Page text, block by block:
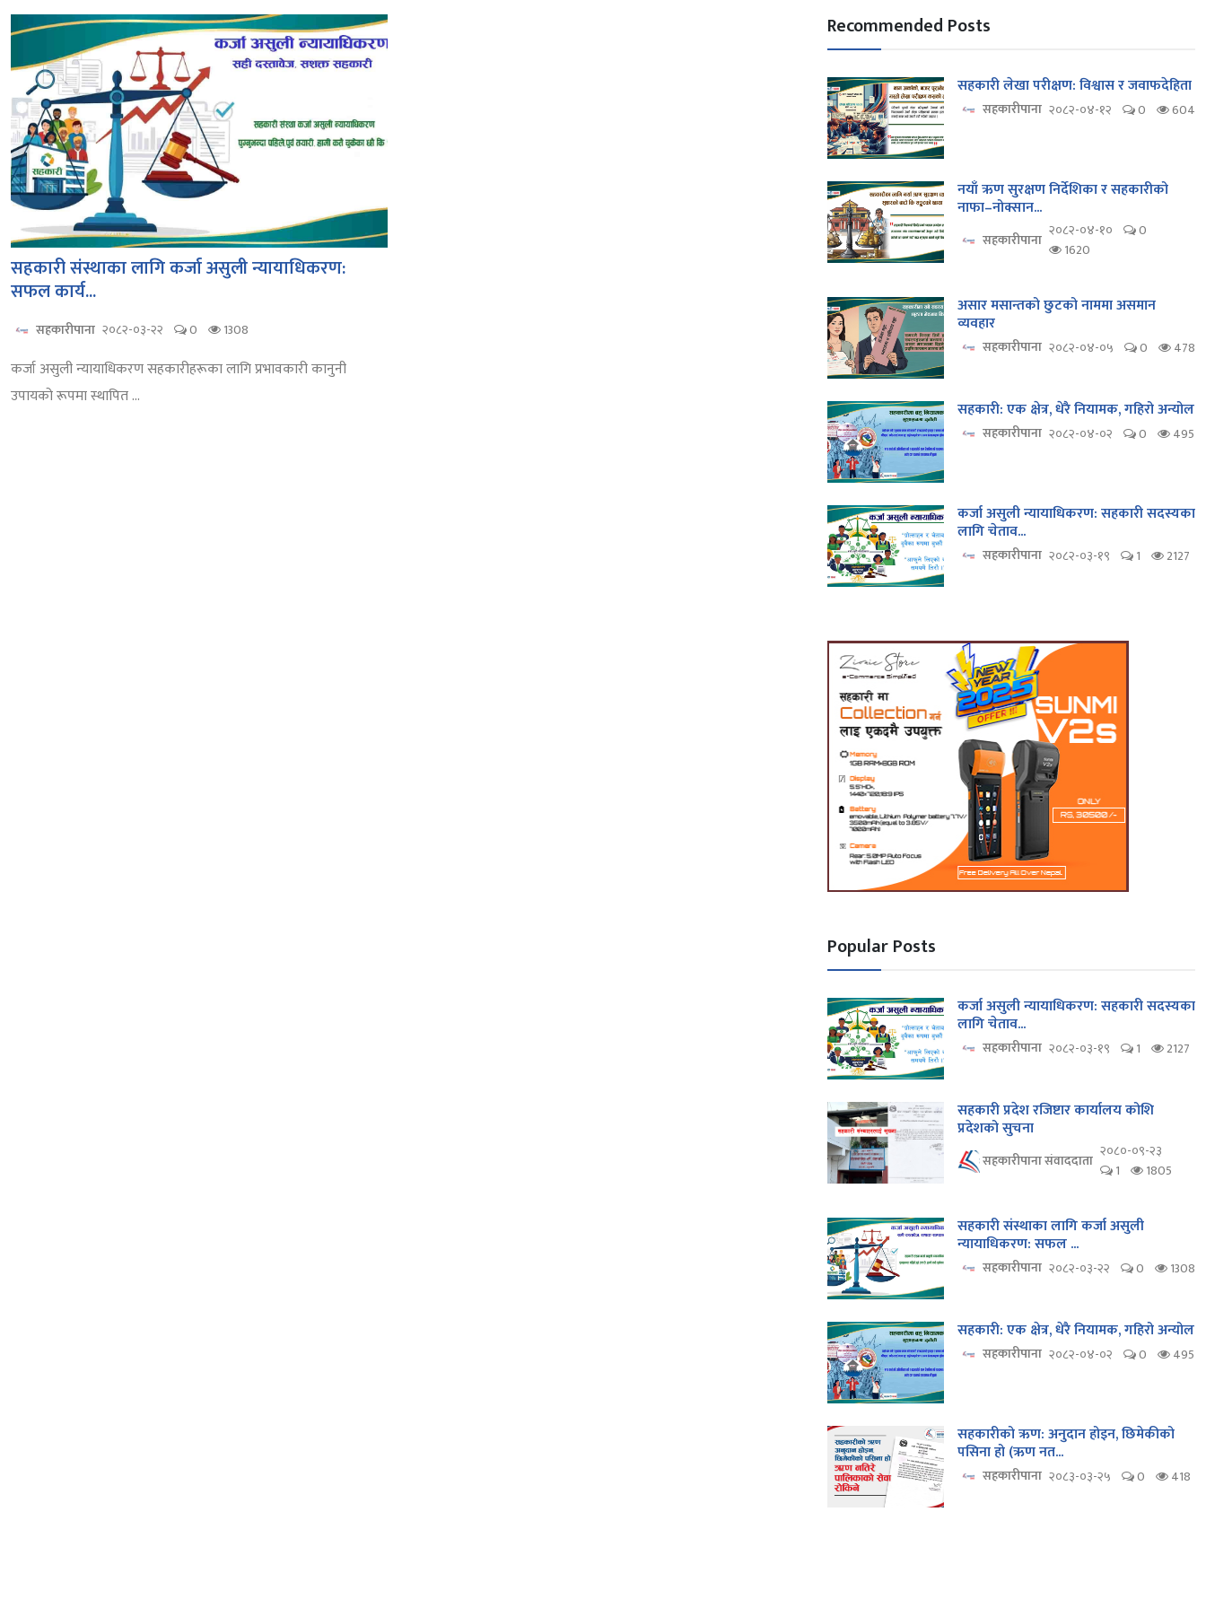
सहकारी संस्थाका लागि कर्जा असुली न्यायाधिकरण:
सफल कार्य...
सहकारीपाना २०८२-०३-२२ 0 1308
कर्जा असुली न्यायाधिकरण सहकारीहरूका लागि प्रभावकारी कानुनी
उपायको रूपमा स्थापित ...
Recommended Posts
सहकारी लेखा परीक्षण: विश्वास र जवाफदेहिता
सहकारीपाना २०८२-०४-१२ 0 604
नयाँ ऋण सुरक्षण निर्देशिका र सहकारीको
नाफा–नोक्सान...
सहकारीपाना २०८२-०४-१०
0
1620
असार मसान्तको छुटको नाममा असमान
व्यवहार
सहकारीपाना २०८२-०४-०५ 0 478
सहकारी: एक क्षेत्र, धेरै नियामक, गहिरो अन्योल
सहकारीपाना २०८२-०४-०२ 0 495
कर्जा असुली न्यायाधिकरण: सहकारी सदस्यका
लागि चेताव...
सहकारीपाना २०८२-०३-१९ 1 2127
Popular Posts
कर्जा असुली न्यायाधिकरण: सहकारी सदस्यका
लागि चेताव...
सहकारीपाना २०८२-०३-१९ 1 2127
सहकारी प्रदेश रजिष्टार कार्यालय कोशि
प्रदेशको सुचना
सहकारीपाना संवाददाता २०८०-०९-२३
1
1805
सहकारी संस्थाका लागि कर्जा असुली
न्यायाधिकरण: सफल ...
सहकारीपाना २०८२-०३-२२ 0 1308
सहकारी: एक क्षेत्र, धेरै नियामक, गहिरो अन्योल
सहकारीपाना २०८२-०४-०२ 0 495
सहकारीको ऋण: अनुदान होइन, छिमेकीको
पसिना हो (ऋण नत...
सहकारीपाना २०८३-०३-२५ 0 418